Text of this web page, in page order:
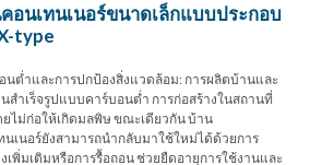
อนเทนเนอร์ขนาดเล็กแบบประกอบ
type
นต่ำและการปกป้องสิ่งแวดล้อม: การผลิตบ้านและ
นสำเร็จรูปแบบคาร์บอนต่ำ การก่อสร้างในสถานที่
ยไม่ก่อให้เกิดมลพิษ ขณะเดียวกัน บ้าน
นเนอร์ยังสามารถนำกลับมาใช้ใหม่ได้ด้วยการ
เพิ่มเติมหรือการรื้อถอน ช่วยยืดอายุการใช้งานและ